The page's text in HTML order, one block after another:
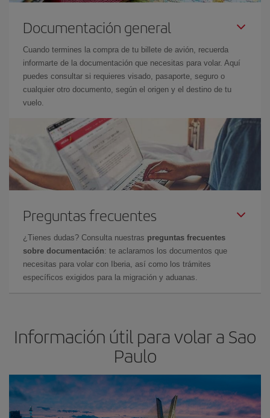
Documentación general
Cuando termines la compra de tu billete de avión, recuerda
informarte de la documentación que necesitas para volar. Aquí
puedes consultar si requieres visado, pasaporte, seguro o
cualquier otro documento, según el origen y el destino de tu
vuelo.
Preguntas frecuentes
¿Tienes dudas? Consulta nuestras preguntas frecuentes
sobre documentación: te aclaramos los documentos que
necesitas para volar con Iberia, así como los trámites
específicos exigidos para la migración y aduanas.
Información útil para volar a Sao
Paulo